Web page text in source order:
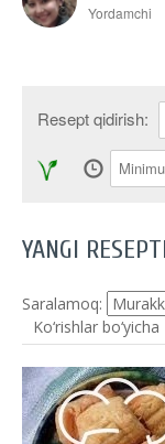
Yordamchi
Resept qidirish:
YANGI
Saralamoq:
Ko‘rishlar bo‘yicha